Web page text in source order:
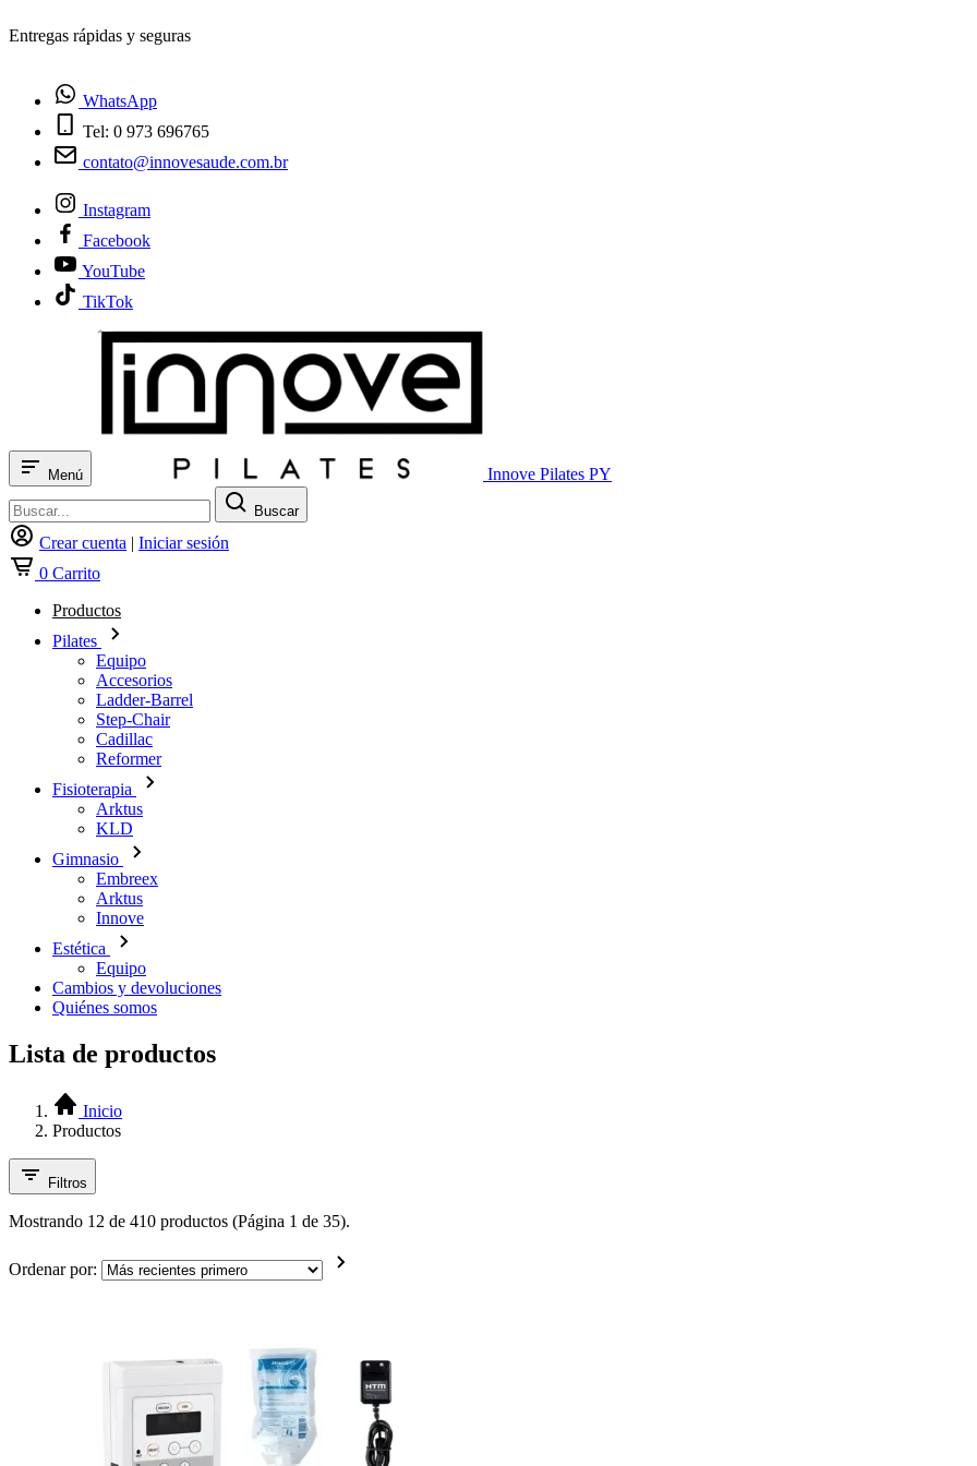
¿Tienes dudas? Habla con nosotros
WhatsApp
Tel: 0 973 696765
contato@innovesaude.com.br
Instagram
Facebook
YouTube
TikTok
Menú Innove Pilates PY
Buscar
Crear cuenta | Iniciar sesión
0 Carrito
Productos
Pilates
Equipo
Accesorios
Ladder-Barrel
Step-Chair
Cadillac
Reformer
Fisioterapia
Arktus
KLD
Gimnasio
Embreex
Arktus
Innove
Estética
Equipo
Cambios y devoluciones
Quiénes somos
Lista de productos
Inicio
Productos
Filtros
Mostrando 12 de 410 productos (Página 1 de 35).
Ordenar por: